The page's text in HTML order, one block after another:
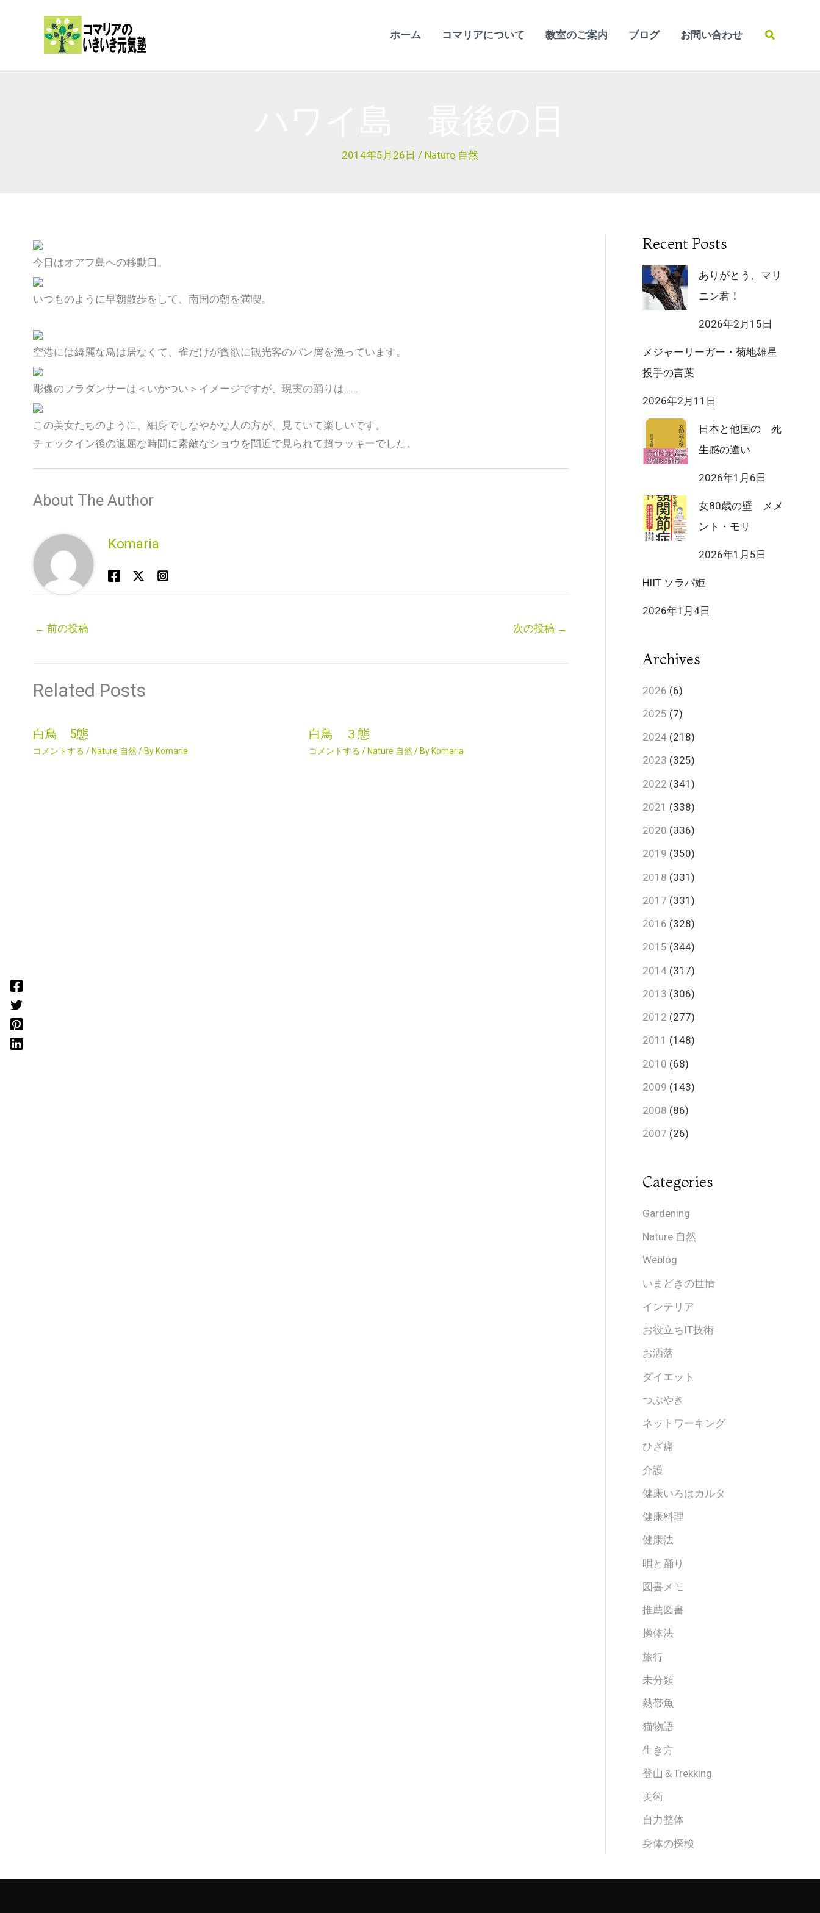
ホーム コマリアについて 教室のご案内 ブログ お問い合わせ
検
2014年5月26日 / Nature 自然
今日はオアフ島への移動日。
いつものように早朝散歩をして、南国の朝を満喫。
空港には綺麗な鳥は居なくて、雀だけが貪欲に観光客のパン屑を漁っています。
彫像のフラダンサーは＜いかつい＞イメージですが、現実の踊りは……
この美女たちのように、細身でしなやかな人の方が、見ていて楽しいです。
チェックイン後の退屈な時間に素敵なショウを間近で見られて超ラッキーでした。
About The Author
Komaria
← 前の投稿 次の投稿 →
Related Posts
白鳥 5態
コメントする / Nature 自然 / By Komaria
白鳥 ３態
コメントする / Nature 自然 / By Komaria
Recent Posts
ありがとう、マリ
ニン君！
2026年2月15日
メジャーリーガー・菊地雄星
投手の言葉
2026年2月11日
日本と他国の 死
生感の違い
2026年1月6日
女80歳の壁 メメ
ント・モリ
2026年1月5日
HIIT ソラパ姫
2026年1月4日
Archives
2026 (6)
2025 (7)
2024 (218)
2023 (325)
2022 (341)
2021 (338)
2020 (336)
2019 (350)
2018 (331)
2017 (331)
2016 (328)
2015 (344)
2014 (317)
2013 (306)
2012 (277)
2011 (148)
2010 (68)
2009 (143)
2008 (86)
2007 (26)
Categories
Gardening
Nature 自然
Weblog
いまどきの世情
インテリア
お役立ちIT技術
お洒落
ダイエット
つぶやき
ネットワーキング
ひざ痛
介護
健康いろはカルタ
健康料理
健康法
唄と踊り
図書メモ
推薦図書
操体法
旅行
未分類
熱帯魚
猫物語
生き方
登山＆Trekking
美術
自力整体
身体の探検